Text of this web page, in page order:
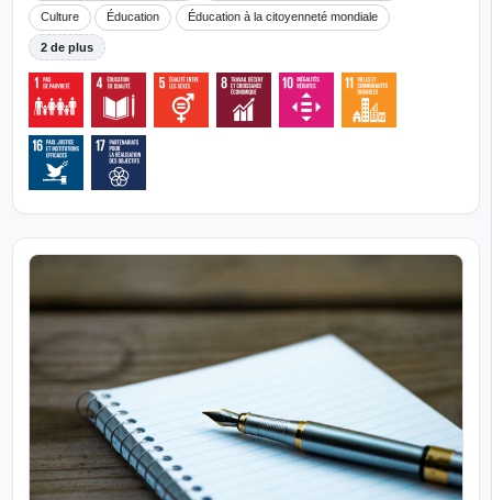
Culture Éducation Éducation à la citoyenneté mondiale
2 de plus